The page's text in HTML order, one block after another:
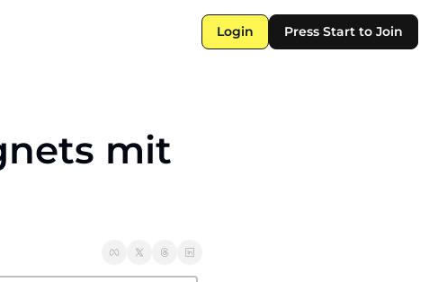
Login Press Start to Join
mit